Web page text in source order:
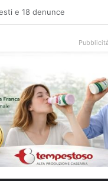
in gravi condizioni